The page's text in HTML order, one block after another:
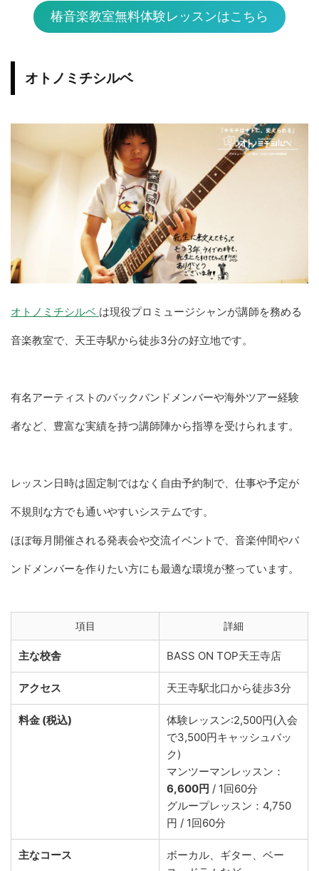
椿音楽教室無料体験レッスンはこちら
オトノミチシルベ
オトノミチシルベ は現役プロミュージシャンが講師を務める
音楽教室で、天王寺駅から徒歩3分の好立地です。
有名アーティストのバックバンドメンバーや海外ツアー経験
者など、豊富な実績を持つ講師陣から指導を受けられます。
レッスン日時は固定制ではなく自由予約制で、仕事や予定が
不規則な方でも通いやすいシステムです。
ほぼ毎月開催される発表会や交流イベントで、音楽仲間やバ
ンドメンバーを作りたい方にも最適な環境が整っています。
項目 詳細
主な校舎 BASS ON TOP天王寺店
アクセス 天王寺駅北口から徒歩3分
料金 (税込)
体験レッスン:2,500円(入会
で3,500円キャッシュバッ
ク)
マンツーマンレッスン：
6,600円 / 1回60分
グループレッスン：4,750
円 / 1回60分
主なコース
ボーカル、ギター、ベー